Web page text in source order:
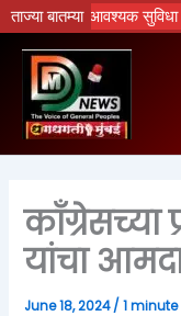
ताज्या बातम्याआवश्यक सुविधा
Skip
to
content
काँग्रेसच्या
यांचा
June 18, 2024/1